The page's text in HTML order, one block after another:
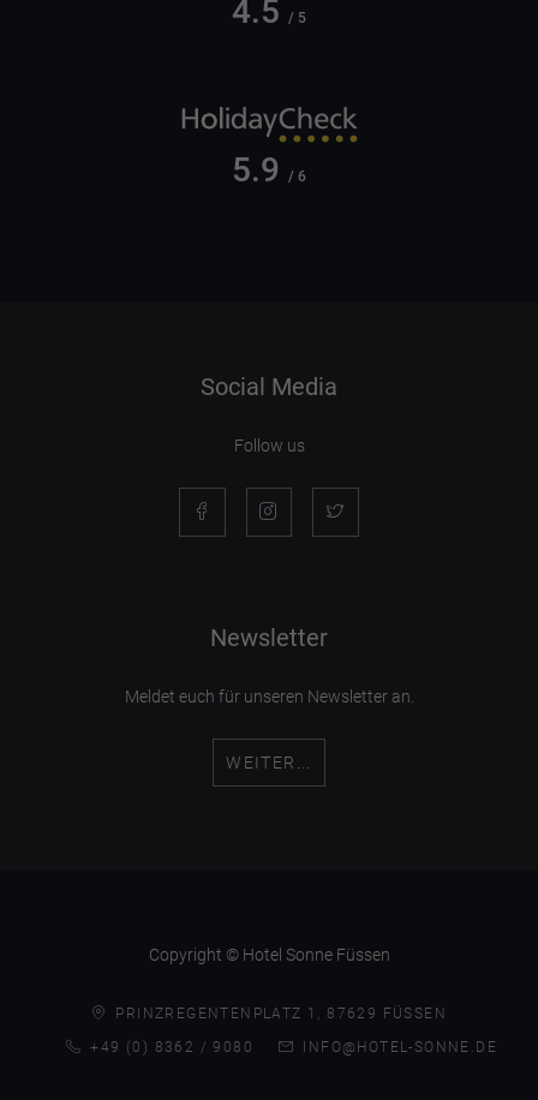
4.5 / 5
5.9 / 6
Social Media
Follow us
Newsletter
Meldet euch für unseren Newsletter an.
WEITER...
Copyright © Hotel Sonne Füssen
PRINZREGENTENPLATZ 1, 87629 FÜSSEN
+49 (0) 8362 / 9080
INFO@HOTEL-SONNE.DE